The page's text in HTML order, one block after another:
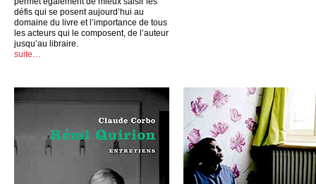
défis qui se posent aujourd’hui au
domaine du livre et l’importance de tous
les acteurs qui le composent, de l’auteur
jusqu’au libraire.
suite…